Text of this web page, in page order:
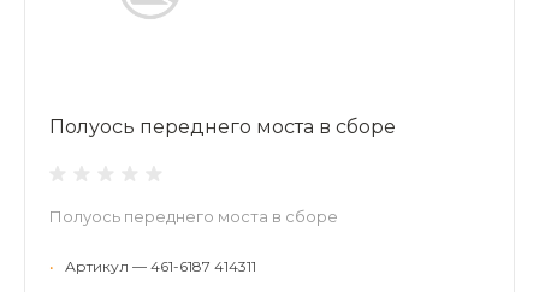
Полуось переднего моста в сборе
Полуось переднего моста в сборе
• Артикул — 461-6187 414311